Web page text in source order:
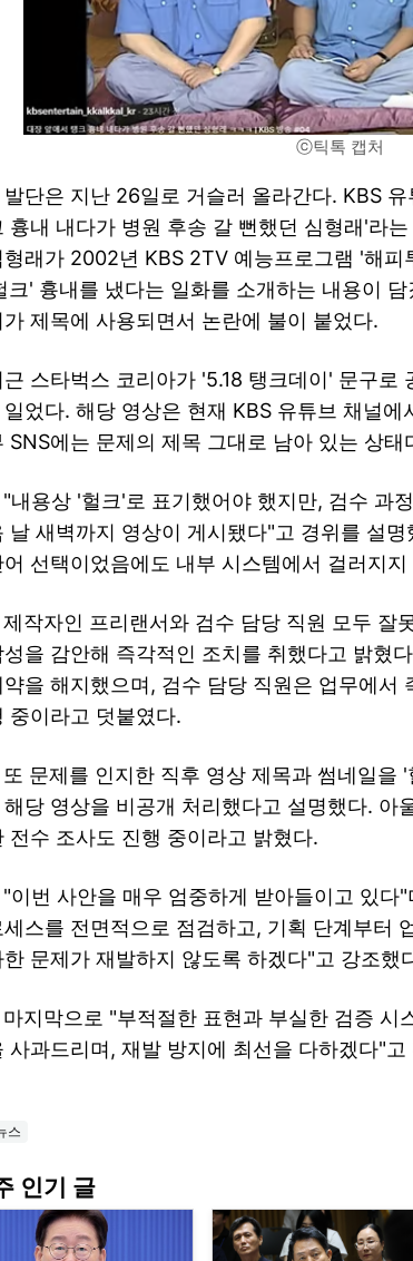
ⓒ틱톡 캡처
단은 지난 26일로 거슬러 올라간다. KBS
흉내 내다가 병원 후송 갈 뻔했던 심형래'라
형래가 2002년 KBS 2TV 예능프로그램 '해피
크' 흉내를 냈다는 일화를 소개하는 내용이
가 제목에 사용되면서 논란에 불이 붙었다.
근 스타벅스 코리아가 '5.18 탱크데이' 문구로
일었다. 해당 영상은 현재 KBS 유튜브 채널
SNS에는 문제의 제목 그대로 남아 있는 상태
"내용상 '헐크'로 표기했어야 했지만, 검수 과
날 새벽까지 영상이 게시됐다"고 경위를 설
어 선택이었음에도 내부 시스템에서 걸러지
제작자인 프리랜서와 검수 담당 직원 모두 잘
성을 감안해 즉각적인 조치를 취했다고 밝혔
약을 해지했으며, 검수 담당 직원은 업무에서
중이라고 덧붙였다.
또 문제를 인지한 직후 영상 제목과 썸네일을
해당 영상을 비공개 처리했다고 설명했다. 아
전수 조사도 진행 중이라고 밝혔다.
이번 사안을 매우 엄중하게 받아들이고 있다
세스를 전면적으로 점검하고, 기획 단계부터
문제가 재발하지 않도록 하겠다"고 강조했
마지막으로 "부적절한 표현과 부실한 검증 시
사과드리며, 재발 방지에 최선을 다하겠다"고
스
인기 글